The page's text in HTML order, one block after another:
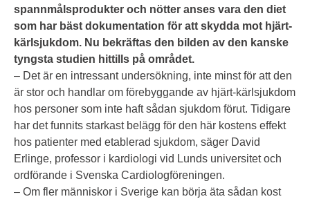
spannmålsprodukter och nötter anses vara den diet
som har bäst dokumentation för att skydda mot hjärt-
kärlsjukdom. Nu bekräftas den bilden av den kanske
tyngsta studien hittills på området.
– Det är en intressant undersökning, inte minst för att den
är stor och handlar om förebyggande av hjärt-kärlsjukdom
hos personer som inte haft sådan sjukdom förut. Tidigare
har det funnits starkast belägg för den här kostens effekt
hos patienter med etablerad sjukdom, säger David
Erlinge, professor i kardiologi vid Lunds universitet och
ordförande i Svenska Cardiologföreningen.
– Om fler människor i Sverige kan börja äta sådan kost